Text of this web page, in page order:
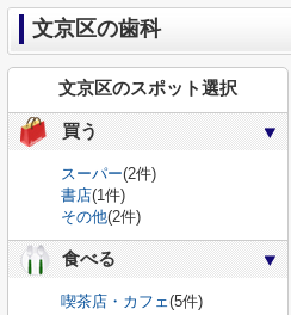
文京区の歯科
文京区のスポット選択
買う
スーパー(2件)
書店(1件)
その他(2件)
食べる
喫茶店・カフェ(5件)